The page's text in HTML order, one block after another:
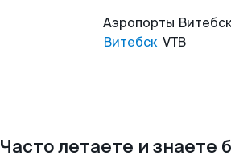
Аэропорты
Витебск VTB
Часто летаете и знаете